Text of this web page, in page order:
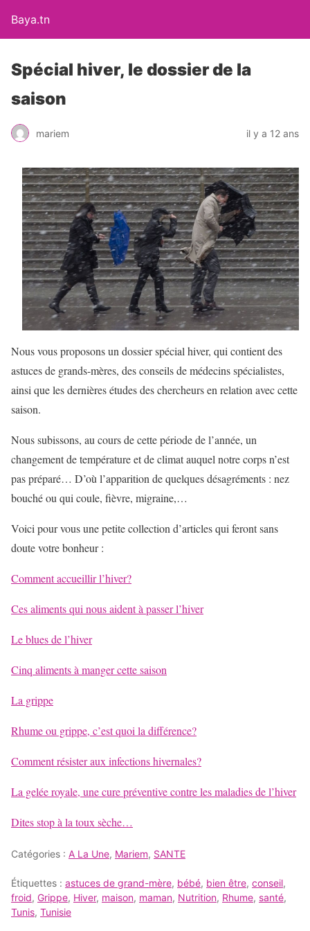
Baya.tn
Spécial hiver, le dossier de la
saison
mariem il y a 12 ans
Nous vous proposons un dossier spécial hiver, qui contient des
astuces de grands-mères, des conseils de médecins spécialistes,
ainsi que les dernières études des chercheurs en relation avec cette
saison.
Nous subissons, au cours de cette période de l’année, un
changement de température et de climat auquel notre corps n’est
pas préparé… D’où l’apparition de quelques désagréments : nez
bouché ou qui coule, fièvre, migraine,…
Voici pour vous une petite collection d’articles qui feront sans
doute votre bonheur :
Comment accueillir l’hiver?
Ces aliments qui nous aident à passer l’hiver
Le blues de l’hiver
Cinq aliments à manger cette saison
La grippe
Rhume ou grippe, c’est quoi la différence?
Comment résister aux infections hivernales?
La gelée royale, une cure préventive contre les maladies de l’hiver
Dites stop à la toux sèche…
Catégories : A La Une, Mariem, SANTE
Étiquettes : astuces de grand-mère, bébé, bien être, conseil,
froid, Grippe, Hiver, maison, maman, Nutrition, Rhume, santé,
Tunis, Tunisie